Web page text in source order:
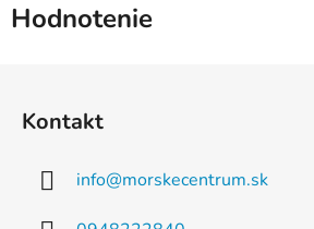
Hodnotenie
Kontakt
info@morskecentrum.sk